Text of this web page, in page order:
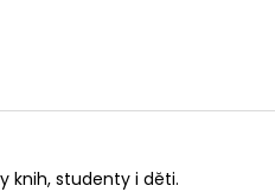
knih, studenty i děti.